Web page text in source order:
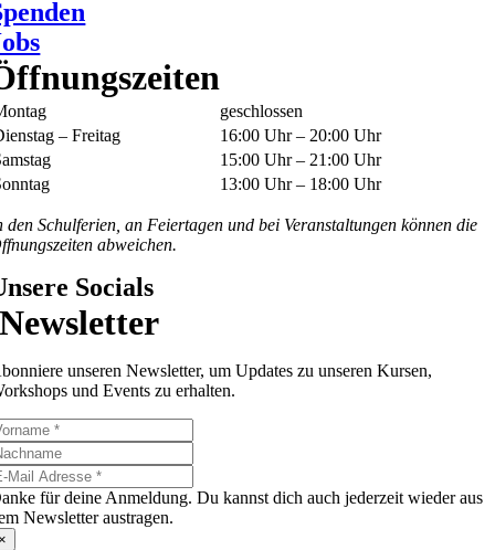
geschlossen
– Freitag
16:00 Uhr – 20:00 Uhr
15:00 Uhr – 21:00 Uhr
13:00 Uhr – 18:00 Uhr
den Schulferien, an Feiertagen und bei Veranstaltungen können die
abweichen.
Socials
Newsletter
unseren Newsletter, um Updates zu unseren Kursen,
und Events zu erhalten.
für deine Anmeldung. Du kannst dich auch jederzeit wieder aus
Newsletter austragen.